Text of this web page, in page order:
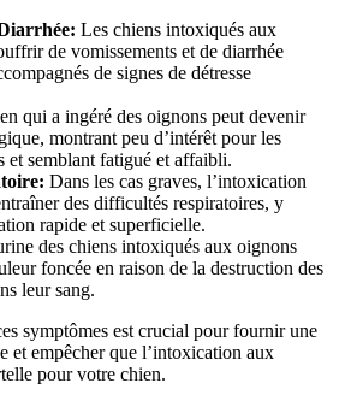
Les chiens intoxiqués aux
de vomissements et de diarrhée
de signes de détresse
qui a ingéré des oignons peut devenir
montrant peu d’intérêt pour les
et semblant fatigué et affaibli.
Dans les cas graves, l’intoxication
des difficultés respiratoires, y
rapide et superficielle.
des chiens intoxiqués aux oignons
foncée en raison de la destruction des
leur sang.
symptômes est crucial pour fournir une
et empêcher que l’intoxication aux
pour votre chien.